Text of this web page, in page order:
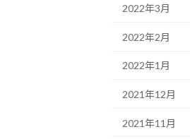
2022年3月
2022年2月
2022年1月
2021年12月
2021年11月